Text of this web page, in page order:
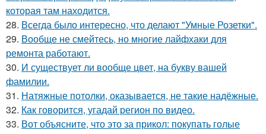
которая там находится.
28. Всегда было интересно, что делают "Умные Розетки".
29. Вообще не смейтесь, но многие лайфхаки для
ремонта работают.
30. И существует ли вообще цвет, на букву вашей
фамилии.
31. Натяжные потолки, оказывается, не такие надёжные.
32. Как говорится, угадай регион по видео.
33. Вот объясните, что это за прикол: покупать голые